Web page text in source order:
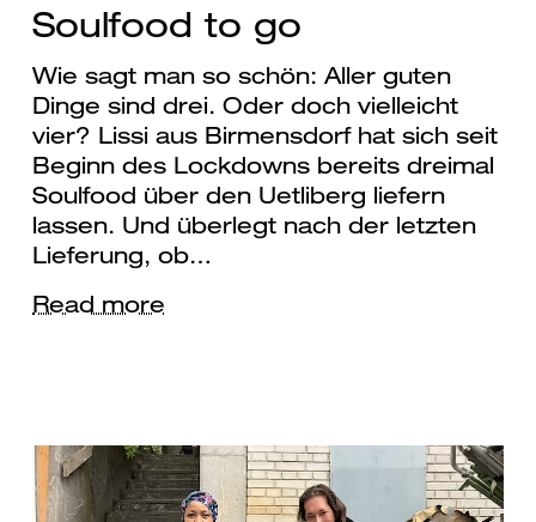
Soulfood to go
Wie sagt man so schön: Aller guten
Dinge sind drei. Oder doch vielleicht
vier? Lissi aus Birmensdorf hat sich seit
Beginn des Lockdowns bereits dreimal
Soulfood über den Uetliberg liefern
lassen. Und überlegt nach der letzten
Lieferung, ob…
Read more